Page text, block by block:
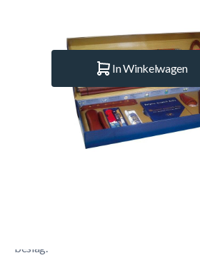
In Winkelwagen
Korte Beschrijving
beslag.